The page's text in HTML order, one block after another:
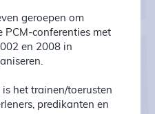
geroepen om
PCM-conferenties met
en 2008 in
het trainen/toerusten
predikanten en